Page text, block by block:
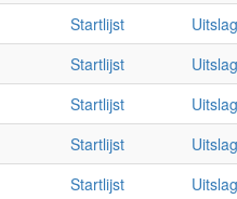
Startlijst
Uitslag
Startlijst
Uitslag
Startlijst
Uitslag
Startlijst
Uitslag
Startlijst Uitslag